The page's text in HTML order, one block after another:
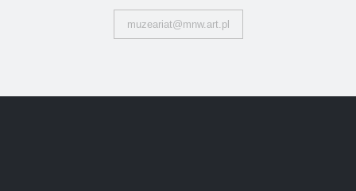
muzeariat@mnw.art.pl